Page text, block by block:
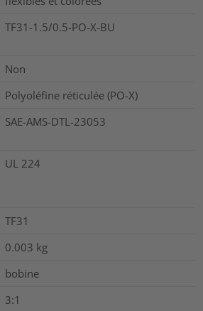
TF31-1.5/0.5-PO-X-BU
Non
Polyoléfine réticulée (PO-X)
SAE-AMS-DTL-23053
UL 224
TF31
0.003 kg
bobine
3:1